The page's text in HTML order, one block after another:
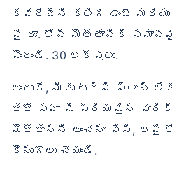
కవరేజీని కలిగి ఉంటే మరియు
పై రూ. లోన్ మొత్తానికి
పొందండి. 30 లక్షలు.
అందుకే, మీకు టర్మ్ ప్లాన్
తతో సహా మీ ప్రియమైన
మొత్తాన్ని అంచనా వేసి, ఆపై
కొనుగోలు చేయండి.